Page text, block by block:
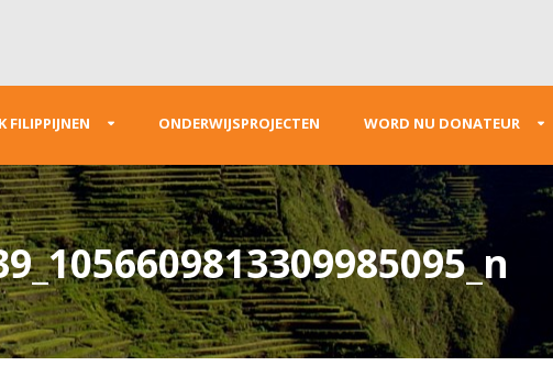
FILIPPIJNEN ONDERWIJSPROJECTEN WORD NU DONATEUR